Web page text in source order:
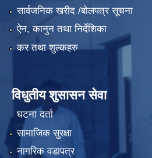
सार्वजनिक खरीद /बोलपत्र सूचना
ऐन, कानुन तथा निर्देशिका
कर तथा शुल्कहरु
विधुतीय शुसासन सेवा
घटना दर्ता
सामाजिक सुरक्षा
नागरिक वडापत्र